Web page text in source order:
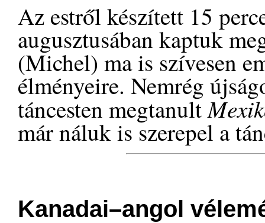
Az estről készített 15
augusztusában kaptuk
(Michel) ma is szívesen
élményeire. Nemrég
táncesten megtanult
már náluk is szerepel a
Kanadai–angol